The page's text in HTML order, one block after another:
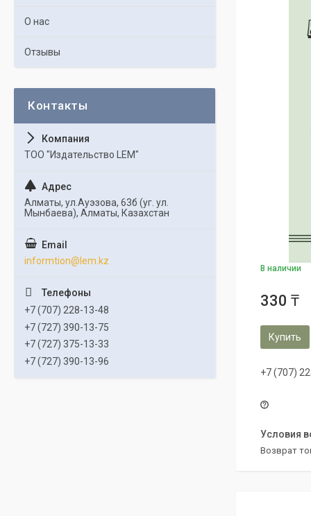
В наличии
330 ₸
Купить
+7 (707)
возврат
О нас
Отзывы
ТОО "Издательство LEM"
Алматы, ул.Ауэзова, 63б (уг. ул.
Мынбаева), Алматы, Казахстан
informtion@lem.kz
+7 (707) 228-13-48
+7 (727) 390-13-75
+7 (727) 375-13-33
+7 (727) 390-13-96